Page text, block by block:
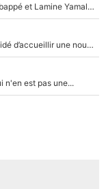
La Liga sur beIN SPORTS, c’est terminé : Kylian Mbappé et Lamine Yamal changent de chaîne, «le moment était venu d'ouvrir un nouveau chapitre»
Avant l’annonce de sa première liste, Zidane a décidé d’accueillir une nouvelle tête en équipe de France
n'en est pas une...